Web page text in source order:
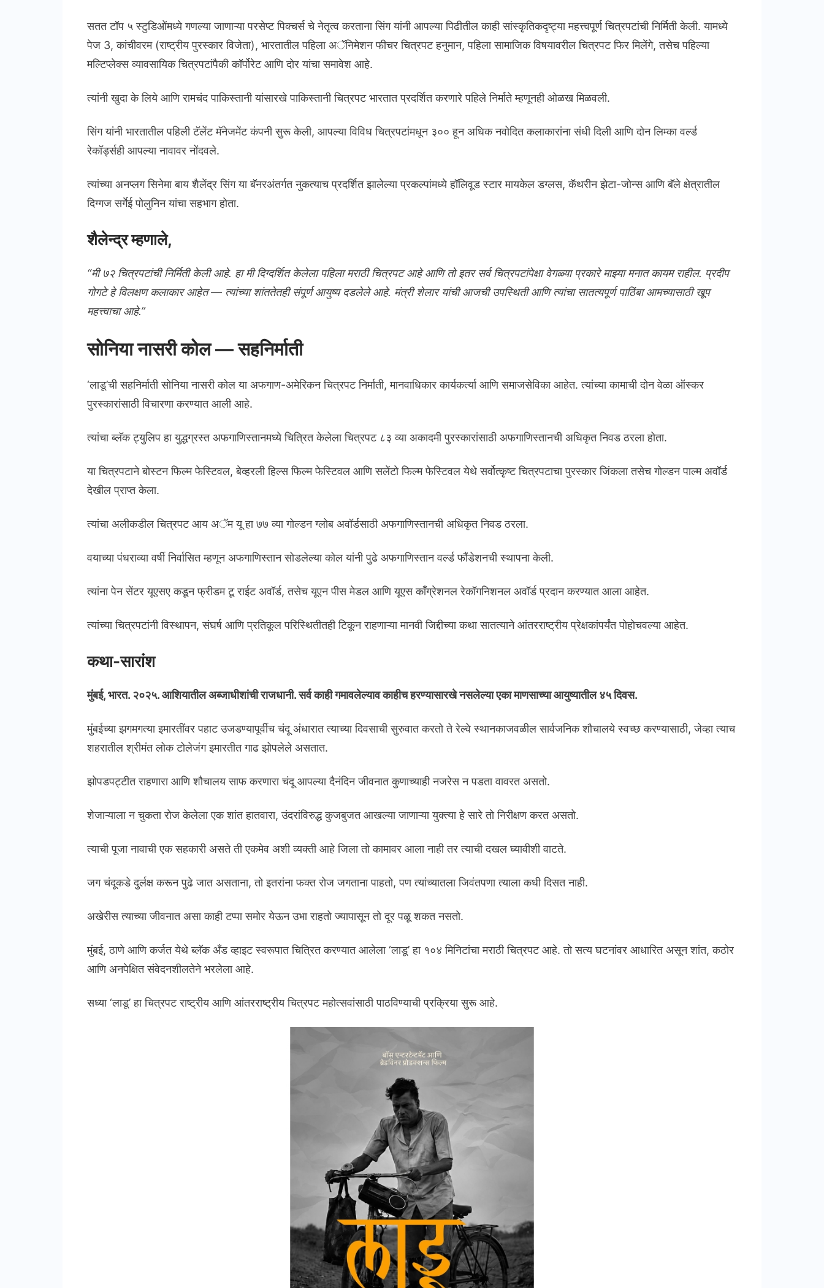
सतत टॉप ५ स्टुडिओंमध्ये गणल्या जाणाऱ्या परसेप्ट पिक्चर्स चे नेतृत्व करताना सिंग यांनी आपल्या पिढीतील काही सांस्कृतिकदृष्ट्या महत्त्वपूर्ण चित्रपटांची निर्मिती केली. यामध्ये
पेज 3, कांचीवरम (राष्ट्रीय पुरस्कार विजेता), भारतातील पहिला अॅनिमेशन फीचर चित्रपट हनुमान, पहिला सामाजिक विषयावरील चित्रपट फिर मिलेंगे, तसेच पहिल्या
मल्टिप्लेक्स व्यावसायिक चित्रपटांपैकी कॉर्पोरेट आणि दोर यांचा समावेश आहे.
त्यांनी खुदा के लिये आणि रामचंद पाकिस्तानी यांसारखे पाकिस्तानी चित्रपट भारतात प्रदर्शित करणारे पहिले निर्माते म्हणूनही ओळख मिळवली.
सिंग यांनी भारतातील पहिली टॅलेंट मॅनेजमेंट कंपनी सुरू केली, आपल्या विविध चित्रपटांमधून ३०० हून अधिक नवोदित कलाकारांना संधी दिली आणि दोन लिम्का वर्ल्ड
रेकॉर्ड्सही आपल्या नावावर नोंदवले.
त्यांच्या अनप्लग सिनेमा बाय शैलेंद्र सिंग या बॅनरअंतर्गत नुकत्याच प्रदर्शित झालेल्या प्रकल्पांमध्ये हॉलिवूड स्टार मायकेल डग्लस, कॅथरीन झेटा-जोन्स आणि बॅले क्षेत्रातील
दिग्गज सर्गेई पोलुनिन यांचा सहभाग होता.
शैलेन्द्र म्हणाले,
“मी ७२ चित्रपटांची निर्मिती केली आहे. हा मी दिग्दर्शित केलेला पहिला मराठी चित्रपट आहे आणि तो इतर सर्व चित्रपटांपेक्षा वेगळ्या प्रकारे माझ्या मनात कायम राहील. प्रदीप
गोगटे हे विलक्षण कलाकार आहेत — त्यांच्या शांततेतही संपूर्ण आयुष्य दडलेले आहे. मंत्री शेलार यांची आजची उपस्थिती आणि त्यांचा सातत्यपूर्ण पाठिंबा आमच्यासाठी खूप
महत्त्वाचा आहे.”
सोनिया नासरी कोल — सहनिर्माती
‘लाडू’ची सहनिर्माती सोनिया नासरी कोल या अफगाण-अमेरिकन चित्रपट निर्माती, मानवाधिकार कार्यकर्त्या आणि समाजसेविका आहेत. त्यांच्या कामाची दोन वेळा ऑस्कर
पुरस्कारांसाठी विचारणा करण्यात आली आहे.
त्यांचा ब्लॅक ट्युलिप हा युद्धग्रस्त अफगाणिस्तानमध्ये चित्रित केलेला चित्रपट ८३ व्या अकादमी पुरस्कारांसाठी अफगाणिस्तानची अधिकृत निवड ठरला होता.
या चित्रपटाने बोस्टन फिल्म फेस्टिवल, बेव्हरली हिल्स फिल्म फेस्टिवल आणि सलेंटो फिल्म फेस्टिवल येथे सर्वोत्कृष्ट चित्रपटाचा पुरस्कार जिंकला तसेच गोल्डन पाल्म अवॉर्ड
देखील प्राप्त केला.
त्यांचा अलीकडील चित्रपट आय अॅम यू हा ७७ व्या गोल्डन ग्लोब अवॉर्डसाठी अफगाणिस्तानची अधिकृत निवड ठरला.
वयाच्या पंधराव्या वर्षी निर्वासित म्हणून अफगाणिस्तान सोडलेल्या कोल यांनी पुढे अफगाणिस्तान वर्ल्ड फौंडेशनची स्थापना केली.
त्यांना पेन सेंटर यूएसए कडून फ्रीडम टू राईट अवॉर्ड, तसेच यूएन पीस मेडल आणि यूएस कॉंग्रेशनल रेकॉगनिशनल अवॉर्ड प्रदान करण्यात आला आहेत.
त्यांच्या चित्रपटांनी विस्थापन, संघर्ष आणि प्रतिकूल परिस्थितीतही टिकून राहणाऱ्या मानवी जिद्दीच्या कथा सातत्याने आंतरराष्ट्रीय प्रेक्षकांपर्यंत पोहोचवल्या आहेत.
कथा-सारांश
मुंबई, भारत. २०२५. आशियातील अब्जाधीशांची राजधानी. सर्व काही गमावलेल्याव काहीच हरण्यासारखे नसलेल्या एका माणसाच्या आयुष्यातील ४५ दिवस.
मुंबईच्या झगमगत्या इमारतींवर पहाट उजडण्यापूर्वीच चंदू अंधारात त्याच्या दिवसाची सुरुवात करतो ते रेल्वे स्थानकाजवळील सार्वजनिक शौचालये स्वच्छ करण्यासाठी, जेव्हा त्याच
शहरातील श्रीमंत लोक टोलेजंग इमारतीत गाढ झोपलेले असतात.
झोपडपट्टीत राहणारा आणि शौचालय साफ करणारा चंदू आपल्या दैनंदिन जीवनात कुणाच्याही नजरेस न पडता वावरत असतो.
शेजाऱ्याला न चुकता रोज केलेला एक शांत हातवारा, उंदरांविरुद्ध कुजबुजत आखल्या जाणाऱ्या युक्त्या हे सारे तो निरीक्षण करत असतो.
त्याची पूजा नावाची एक सहकारी असते ती एकमेव अशी व्यक्ती आहे जिला तो कामावर आला नाही तर त्याची दखल घ्यावीशी वाटते.
जग चंदूकडे दुर्लक्ष करून पुढे जात असताना, तो इतरांना फक्त रोज जगताना पाहतो, पण त्यांच्यातला जिवंतपणा त्याला कधी दिसत नाही.
अखेरीस त्याच्या जीवनात असा काही टप्पा समोर येऊन उभा राहतो ज्यापासून तो दूर पळू शकत नसतो.
मुंबई, ठाणे आणि कर्जत येथे ब्लॅक अँड व्हाइट स्वरूपात चित्रित करण्यात आलेला ‘लाडू’ हा १०४ मिनिटांचा मराठी चित्रपट आहे. तो सत्य घटनांवर आधारित असून शांत, कठोर
आणि अनपेक्षित संवेदनशीलतेने भरलेला आहे.
सध्या ‘लाडू’ हा चित्रपट राष्ट्रीय आणि आंतरराष्ट्रीय चित्रपट महोत्सवांसाठी पाठविण्याची प्रक्रिया सुरू आहे.